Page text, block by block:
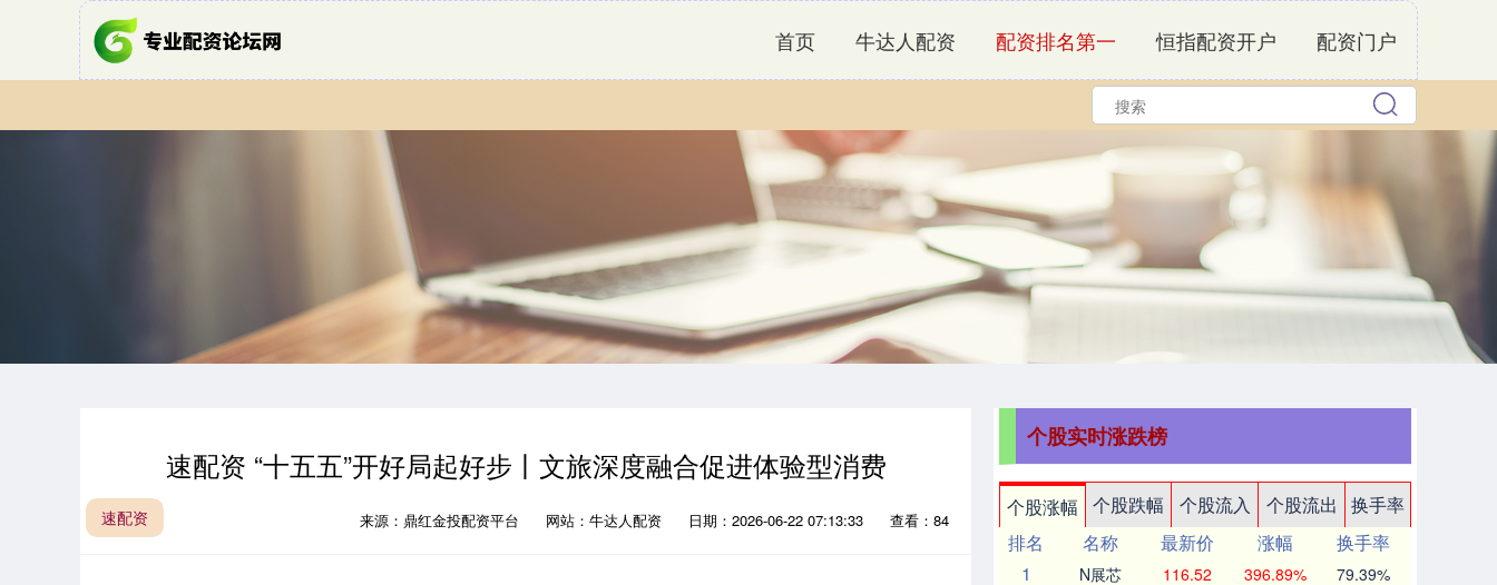
首页 牛达人配资 配资排名第一 恒指配资开户 配资门户
速配资 “十五五”开好局起好步丨文旅深度融合促进体验型消费
速配资 来源：鼎红金投配资平台 网站：牛达人配资 日期：2026-06-22 07:13:33 查看：84
个股实时涨跌榜
个股涨幅 个股跌幅 个股流入 个股流出
换手率
排名
名称 最新价 涨幅
换手率
1
N展芯 116.52 396.89% 79.39%